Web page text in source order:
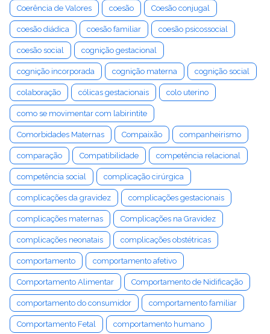
Coerência de Valores coesão Coesão conjugal
coesão diádica coesão familiar coesão psicossocial
coesão social cognição gestacional
cognição incorporada cognição materna cognição social
colaboração cólicas gestacionais colo uterino
como se movimentar com labirintite
Comorbidades Maternas Compaixão companheirismo
comparação Compatibilidade competência relacional
competência social complicação cirúrgica
complicações da gravidez complicações gestacionais
complicações maternas Complicações na Gravidez
complicações neonatais complicações obstétricas
comportamento comportamento afetivo
Comportamento Alimentar Comportamento de Nidificação
comportamento do consumidor comportamento familiar
Comportamento Fetal comportamento humano